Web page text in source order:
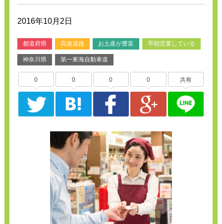
2016年10月2日
都道府県 高速道路 お土産が豊富 早朝営業している
神奈川県 第一東海自動車道
0 0 0 0 共有